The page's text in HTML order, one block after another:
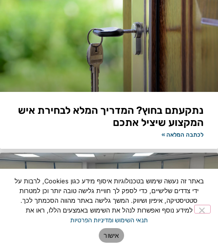
נתקעתם בחוץ? המדריך המלא לבחירת איש
המקצוע שיציל אתכם
לכתבה המלאה »
באתר זה נעשה שימוש בטכנולוגיות איסוף מידע כגון Cookies, לרבות על
ידי צדדים שלישיים, כדי לספק לך חוויית גלישה טובה יותר וכן למטרות
סטטיסטיקה, איפיון ושיווק. המשך גלישה באתר מהווה הסכמתך לכך.
למידע נוסף ואפשרות לנהל את השימוש באמצעים הללו, ראו את
תנאי השימוש ומדיניות הפרטיות
אישור